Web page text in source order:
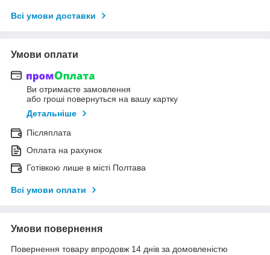
Всі умови доставки
Умови оплати
Ви отримаєте замовлення
або гроші повернуться на вашу картку
Детальніше
Післяплата
Оплата на рахунок
Готівкою лише в місті Полтава
Всі умови оплати
Умови повернення
Повернення товару впродовж 14 днів за домовленістю